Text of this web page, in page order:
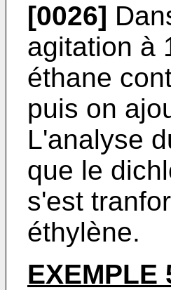
[0026]
agitation à
éthane
puis on
L'analyse
que le
s'est
éthylène.
EXEMPLE